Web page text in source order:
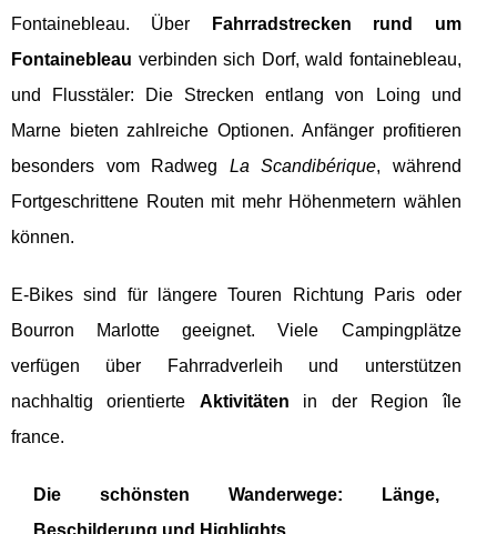
Fontainebleau. Über
Fahrradstrecken rund um
Fontainebleau verbinden sich Dorf, wald fontainebleau,
und Flusstäler: Die Strecken entlang von Loing und
Marne bieten zahlreiche Optionen. Anfänger profitieren
besonders vom Radweg La Scandibérique, während
Fortgeschrittene Routen mit mehr Höhenmetern wählen
können.
E-Bikes sind für längere Touren Richtung Paris oder
Bourron Marlotte geeignet. Viele Campingplätze
verfügen über Fahrradverleih und unterstützen
nachhaltig orientierte Aktivitäten in der Region île
france.
Die schönsten Wanderwege: Länge,